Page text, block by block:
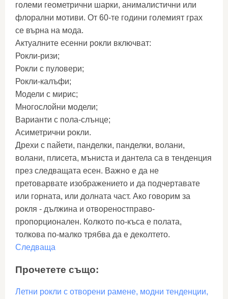
големи геометрични шарки, анималистични или
флорални мотиви. От 60-те години големият грах
се върна на мода.
Актуалните есенни рокли включват:
Рокли-ризи;
Рокли с пуловери;
Рокли-калъфи;
Модели с мирис;
Многослойни модели;
Варианти с пола-слънце;
Асиметрични рокли.
Дрехи с пайети, панделки, панделки, волани,
волани, плисета, мъниста и дантела са в тенденция
през следващата есен. Важно е да не
претоварвате изображението и да подчертавате
или горната, или долната част. Ако говорим за
рокля - дължина и отвореностправо-
пропорционален. Колкото по-къса е полата,
толкова по-малко трябва да е деколтето.
Следваща
Прочетете също:
Летни рокли с отворени рамене, модни тенденции,